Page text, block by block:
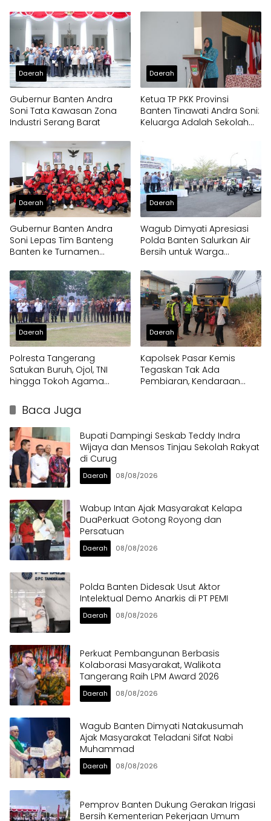
Panongan
Daerah
Gubernur Banten Andra
Soni Tata Kawasan Zona
Industri Serang Barat
Daerah
Ketua TP PKK Provinsi
Banten Tinawati Andra Soni:
Keluarga Adalah Sekolah
Daerah
Gubernur Banten Andra
Soni Lepas Tim Banteng
Banten ke Turnamen
Daerah
Wagub Dimyati Apresiasi
Polda Banten Salurkan Air
Bersih untuk Warga
Daerah
Polresta Tangerang
Satukan Buruh, Ojol, TNI
hingga Tokoh Agama
Daerah
Kapolsek Pasar Kemis
Tegaskan Tak Ada
Pembiaran, Kendaraan
Baca Juga
Bupati Dampingi Seskab Teddy Indra
Wijaya dan Mensos Tinjau Sekolah Rakyat
di Curug
Daerah 08/08/2026
Wabup Intan Ajak Masyarakat Kelapa
DuaPerkuat Gotong Royong dan
Persatuan
Daerah 08/08/2026
Polda Banten Didesak Usut Aktor
Intelektual Demo Anarkis di PT PEMI
Daerah 08/08/2026
Perkuat Pembangunan Berbasis
Kolaborasi Masyarakat, Walikota
Tangerang Raih LPM Award 2026
Daerah 08/08/2026
Wagub Banten Dimyati Natakusumah
Ajak Masyarakat Teladani Sifat Nabi
Muhammad
Daerah 08/08/2026
Pemprov Banten Dukung Gerakan Irigasi
Bersih Kementerian Pekerjaan Umum